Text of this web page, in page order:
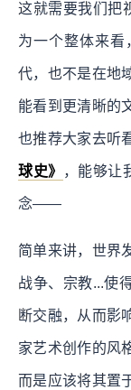
这就需要我们把
为一个整体来
代，也不是在地
能看到更清晰的
也推荐大家去听
球史》 ，能够让
念——
简单来讲，世界
战争、宗教...使
断交融，从而影
家艺术创作的风
而是应该将其置